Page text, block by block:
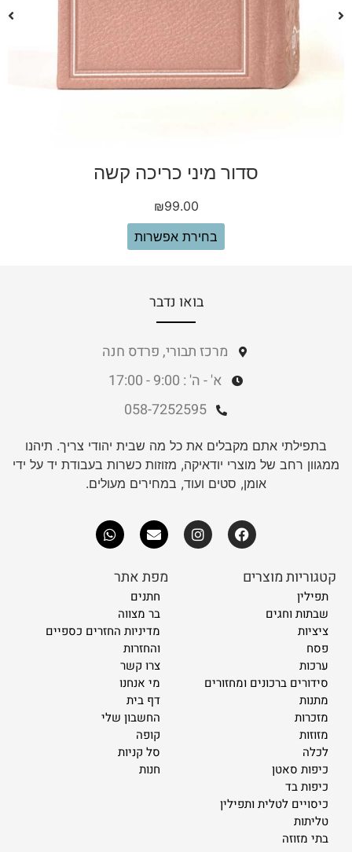
סדור מיני כריכה קשה
בחירת אפשרות
בואו נדבר
מרכז תבורי, פרדס חנה
א' - ה' : 9:00 - 17:00
058-7252595
בתפילתי אתם מקבלים את כל מה שבית יהודי צריך. תיהנו
ממגוון רחב של מוצרי יודאיקה, מזוזות כשרות בעבודת יד על ידי
אומן, סטים ועוד, במחירים מעולים.
קטגוריות מוצרים
תפילין
שבתות וחגים
ציציות
פסח
ערכות
סידורים ברכונים ומחזורים
מתנות
מזכרות
מזוזות
לכלה
כיפות סאטן
כיפות בד
כיסויים לטלית ותפילין
טליתות
בתי מזוזה
מפת אתר
חתנים
בר מצווה
מדיניות החזרים כספיים
והחזרות
צרו קשר
מי אנחנו
דף בית
החשבון שלי
קופה
סל קניות
חנות